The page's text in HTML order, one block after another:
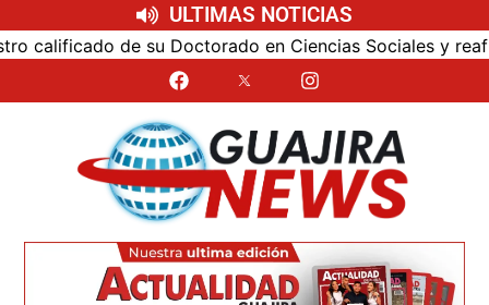
ULTIMAS NOTICIAS
de su Doctorado en Ciencias Sociales y